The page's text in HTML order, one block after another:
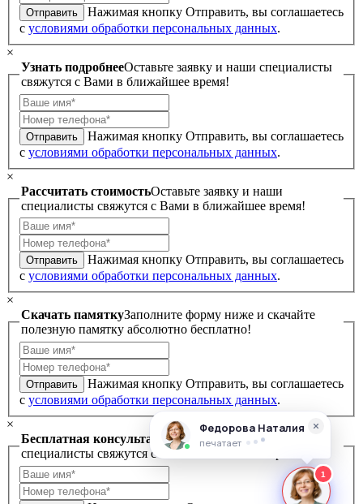
Отправить
Нажимая кнопку Отправить, вы соглашаетесь
с условиями обработки персональных данных.
×
Узнать подробнееОставьте заявку и наши специалисты
свяжутся с Вами в ближайшее время!
Отправить
Нажимая кнопку Отправить, вы соглашаетесь
с условиями обработки персональных данных.
×
Рассчитать стоимостьОставьте заявку и наши
специалисты свяжутся с Вами в ближайшее время!
Отправить
Нажимая кнопку Отправить, вы соглашаетесь
с условиями обработки персональных данных.
×
Скачать памяткуЗаполните форму ниже и скачайте
полезную памятку абсолютно бесплатно!
Отправить
Нажимая кнопку Отправить, вы соглашаетесь
с условиями обработки персональных данных.
×
Бесплатная консультацияОставьте заявку и наши
специалисты свяжутся с Вами в ближайшее время!